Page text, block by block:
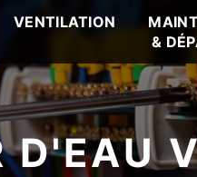
VENTILATION
&
D'EAU